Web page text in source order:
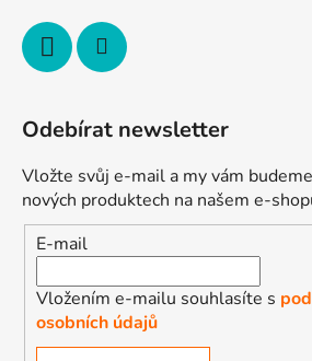
Odebírat newsletter
Vložte svůj e-mail a my vám
nových produktech na našem e-
E-mail
Vložením e-mailu souhlasíte s
osobních údajů